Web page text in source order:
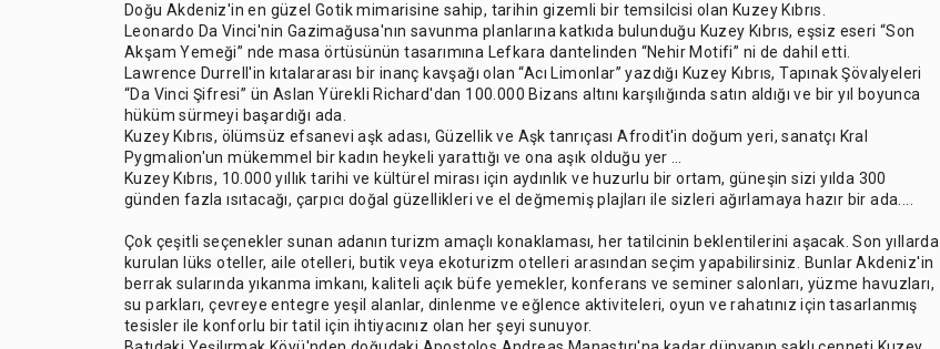
Doğu Akdeniz'in en güzel Gotik mimarisine sahip, tarihin gizemli bir temsilcisi olan Kuzey Kıbrıs.
Leonardo Da Vinci'nin Gazimağusa'nın savunma planlarına katkıda bulunduğu Kuzey Kıbrıs, eşsiz eseri “Son
Akşam Yemeği” nde masa örtüsünün tasarımına Lefkara dantelinden “Nehir Motifi” ni de dahil etti.
Lawrence Durrell'in kıtalararası bir inanç kavşağı olan “Acı Limonlar” yazdığı Kuzey Kıbrıs, Tapınak Şövalyeleri
“Da Vinci Şifresi” ün Aslan Yürekli Richard'dan 100.000 Bizans altını karşılığında satın aldığı ve bir yıl boyunca
hüküm sürmeyi başardığı ada.
Kuzey Kıbrıs, ölümsüz efsanevi aşk adası, Güzellik ve Aşk tanrıçası Afrodit'in doğum yeri, sanatçı Kral
Pygmalion'un mükemmel bir kadın heykeli yarattığı ve ona aşık olduğu yer …
Kuzey Kıbrıs, 10.000 yıllık tarihi ve kültürel mirası için aydınlık ve huzurlu bir ortam, güneşin sizi yılda 300
günden fazla ısıtacağı, çarpıcı doğal güzellikleri ve el değmemiş plajları ile sizleri ağırlamaya hazır bir ada....
Çok çeşitli seçenekler sunan adanın turizm amaçlı konaklaması, her tatilcinin beklentilerini aşacak. Son yıllarda
kurulan lüks oteller, aile otelleri, butik veya ekoturizm otelleri arasından seçim yapabilirsiniz. Bunlar Akdeniz'in
berrak sularında yıkanma imkanı, kaliteli açık büfe yemekler, konferans ve seminer salonları, yüzme havuzları,
su parkları, çevreye entegre yeşil alanlar, dinlenme ve eğlence aktiviteleri, oyun ve rahatınız için tasarlanmış
tesisler ile konforlu bir tatil için ihtiyacınız olan her şeyi sunuyor.